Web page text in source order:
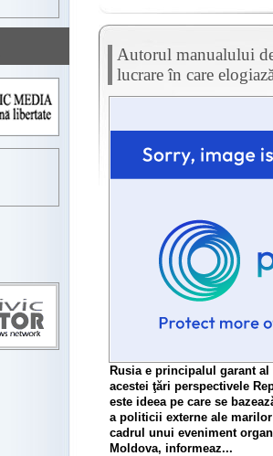
Autorul manualului
lucrare în care
Rusia e principalul garant
acestei ţări perspectivele
este ideea pe care se
a politicii externe ale
cadrul unui eveniment
Moldova, informeaz...